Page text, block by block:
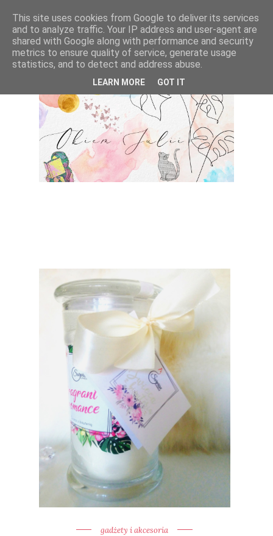
gadżety i akcesoria
This site uses cookies from Google to deliver its services
and to analyze traffic. Your IP address and user-agent are
shared with Google along with performance and security
metrics to ensure quality of service, generate usage
statistics, and to detect and address abuse.
LEARN MORE GOT IT